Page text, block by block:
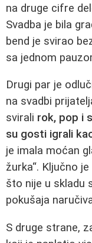
na druge cifre
Svadba je bila
bend je svirao
sa jednom
Drugi par je
na svadbi
svirali rok, pop i
su gosti igrali
je imala moćan
žurka“. Ključno
što nije u skladu
pokušaja
S druge strane,